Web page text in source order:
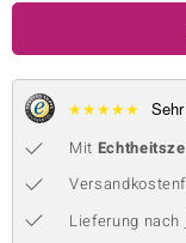
Collection
★★★★★
Mit
Lieferung nach